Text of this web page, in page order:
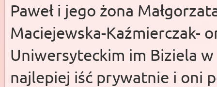
Paweł i jego żona
Maciejewska-Kaźmierczak-
Uniwersyteckim im Biziela
najlepiej iść prywatnie i oni